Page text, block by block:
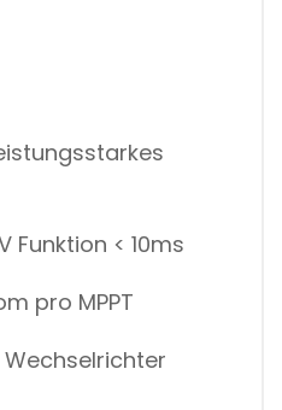
Funktion < 10ms
pro MPPT